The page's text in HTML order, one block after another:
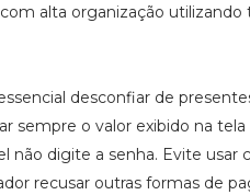
alta organização
desconfiar de
sempre o valor exibido na
não digite a senha. Evite
recusar outras formas de